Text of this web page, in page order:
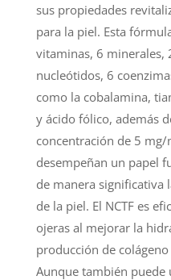
sus propiedades
para la piel. Esta
vitaminas, 6 minerales,
nucleótidos, 6
como la cobalamina,
y ácido fólico, además
concentración de 5
desempeñan un papel
de manera significativa
de la piel. El NCTF es
ojeras al mejorar la
producción de
Aunque también puede